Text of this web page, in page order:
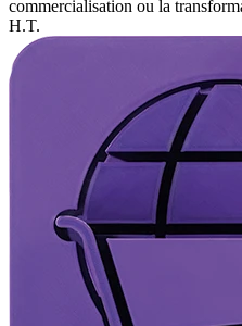
commercialisation ou la
H.T.